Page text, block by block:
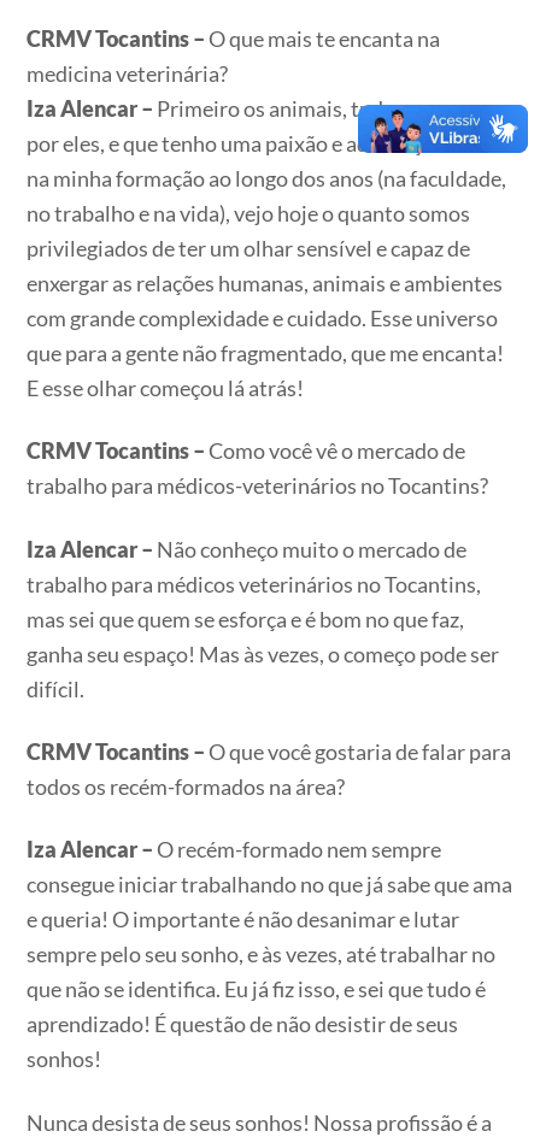
CRMV Tocantins –O que mais te encanta na
medicina veterinária?
Iza Alencar – Primeiro os animais, tudo começou
por eles, e que tenho uma paixão e admiração. Mas
na minha formação ao longo dos anos (na faculdade,
no trabalho e na vida), vejo hoje o quanto somos
privilegiados de ter um olhar sensível e capaz de
enxergar as relações humanas, animais e ambientes
com grande complexidade e cuidado. Esse universo
que para a gente não fragmentado, que me encanta!
E esse olhar começou lá atrás!
CRMV Tocantins –Como você vê o mercado de
trabalho para médicos-veterinários no Tocantins?
Iza Alencar – Não conheço muito o mercado de
trabalho para médicos veterinários no Tocantins,
mas sei que quem se esforça e é bom no que faz,
ganha seu espaço! Mas às vezes, o começo pode ser
difícil.
CRMV Tocantins –O que você gostaria de falar para
todos os recém-formados na área?
Iza Alencar –O recém-formado nem sempre
consegue iniciar trabalhando no que já sabe que ama
e queria! O importante é não desanimar e lutar
sempre pelo seu sonho, e às vezes, até trabalhar no
que não se identifica. Eu já fiz isso, e sei que tudo é
aprendizado! É questão de não desistir de seus
sonhos!
Nunca desista de seus sonhos! Nossa profissão é a